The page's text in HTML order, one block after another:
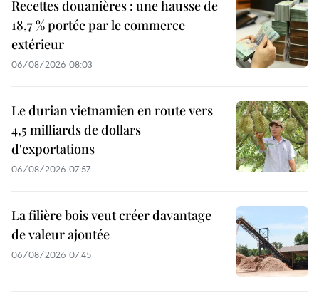
Recettes douanières : une hausse de
18,7 % portée par le commerce
extérieur
06/08/2026 08:03
Le durian vietnamien en route vers
4,5 milliards de dollars
d'exportations
06/08/2026 07:57
La filière bois veut créer davantage
de valeur ajoutée
06/08/2026 07:45